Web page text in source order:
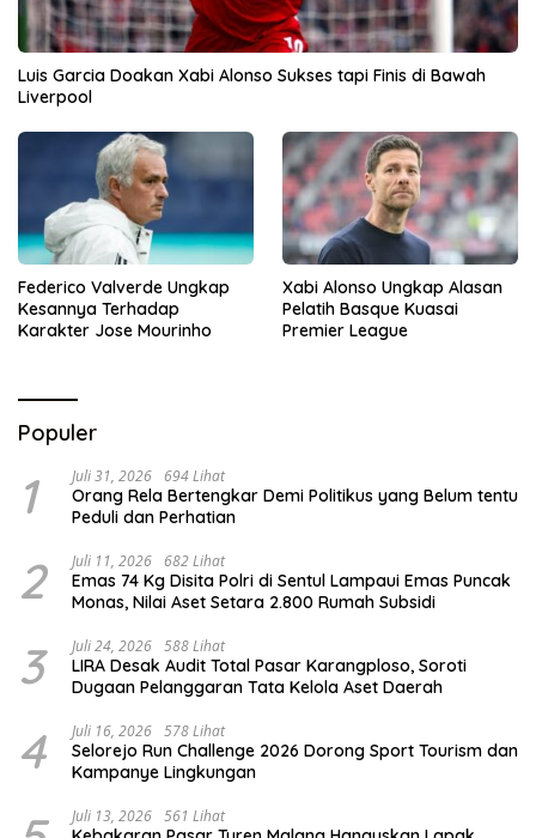
Luis Garcia Doakan Xabi Alonso Sukses tapi Finis di Bawah
Liverpool
Federico Valverde Ungkap
Kesannya Terhadap
Karakter Jose Mourinho
Xabi Alonso Ungkap Alasan
Pelatih Basque Kuasai
Premier League
Populer
1 Juli 31, 2026 694 Lihat
Orang Rela Bertengkar Demi Politikus yang Belum tentu
Peduli dan Perhatian
2 Juli 11, 2026 682 Lihat
Emas 74 Kg Disita Polri di Sentul Lampaui Emas Puncak
Monas, Nilai Aset Setara 2.800 Rumah Subsidi
3 Juli 24, 2026 588 Lihat
LIRA Desak Audit Total Pasar Karangploso, Soroti
Dugaan Pelanggaran Tata Kelola Aset Daerah
4 Juli 16, 2026 578 Lihat
Selorejo Run Challenge 2026 Dorong Sport Tourism dan
Kampanye Lingkungan
Juli 13, 2026 561 Lihat